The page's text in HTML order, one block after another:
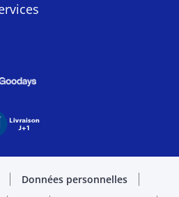
Données personnelles